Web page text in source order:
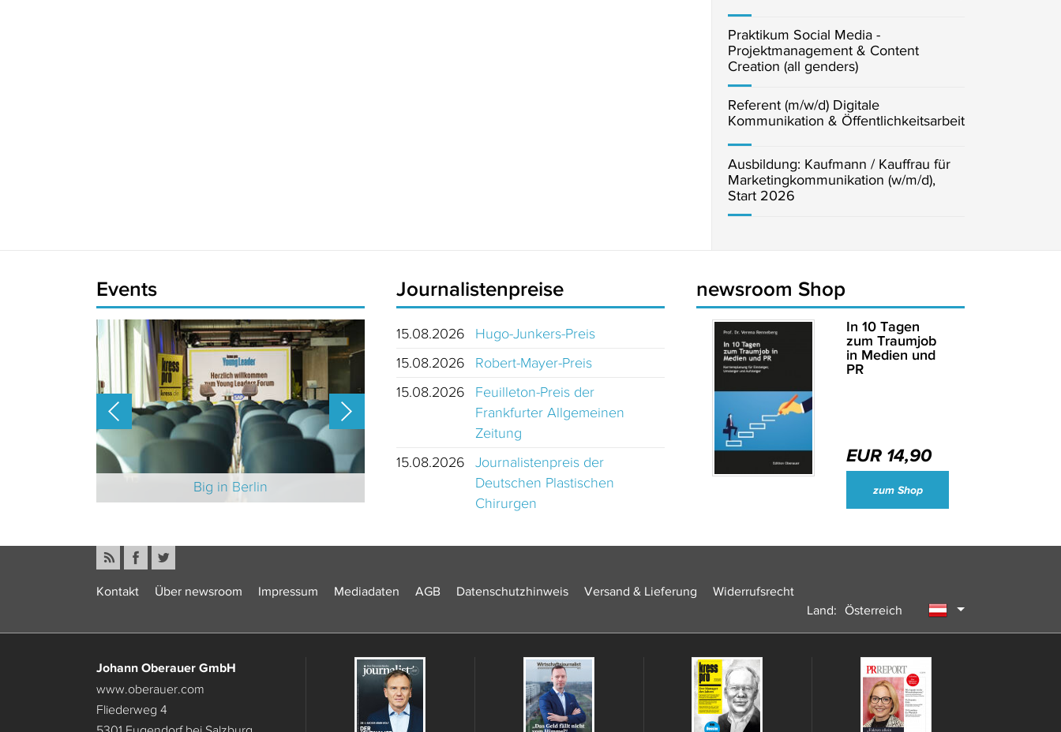
Praktikum Social Media -
Projektmanagement & Content
Creation (all genders)
Referent (m/w/d) Digitale
Kommunikation & Öffentlichkeitsarbeit
Ausbildung: Kaufmann / Kauffrau für
Marketingkommunikation (w/m/d),
Start 2026
Events
Big in Berlin Wirtschaftsjournalisten und Unternehmenssprecher des Jahres 2024
Journalistenpreise
15.08.2026
Hugo-Junkers-Preis
15.08.2026
Robert-Mayer-Preis
15.08.2026
Feuilleton-Preis der
Frankfurter Allgemeinen
Zeitung
15.08.2026
Journalistenpreis der
Deutschen Plastischen
Chirurgen
newsroom Shop
In 10 Tagen
zum Traumjob
in Medien und
PR
EUR 14,90
zum Shop
Kontakt Über newsroom Impressum Mediadaten AGB Datenschutzhinweis Versand & Lieferung
Widerrufsrecht
Land:
Österreich
Johann Oberauer GmbH
www.oberauer.com
Fliederweg 4